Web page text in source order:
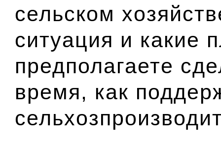
сельском
ситуация и какие
предполагаете
время, как